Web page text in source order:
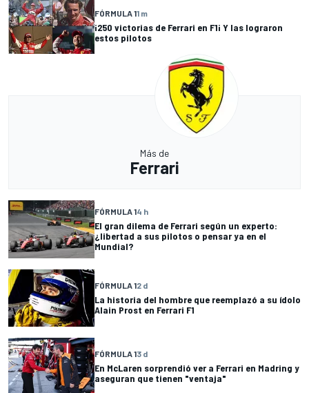
FÓRMULA 11 m
¡250 victorias de Ferrari en F1¡ Y las lograron
estos pilotos
Más de
Ferrari
FÓRMULA 14 h
El gran dilema de Ferrari según un experto:
¿libertad a sus pilotos o pensar ya en el
Mundial?
FÓRMULA 12 d
La historia del hombre que reemplazó a su ídolo
Alain Prost en Ferrari F1
FÓRMULA 13 d
En McLaren sorprendió ver a Ferrari en Madring y
aseguran que tienen "ventaja"